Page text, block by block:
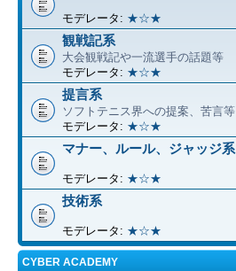
モデレータ: ★☆★
観戦記系
大会観戦記や一流選手の話題等
モデレータ: ★☆★
提言系
ソフトテニス界への提案、苦言等
モデレータ: ★☆★
マナー、ルール、ジャッジ系
モデレータ: ★☆★
技術系
モデレータ: ★☆★
CYBER ACADEMY